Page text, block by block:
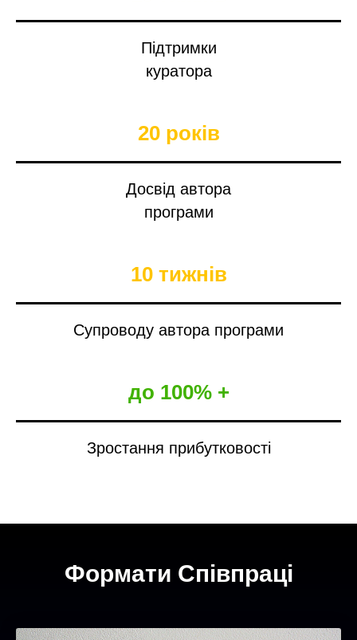
Підтримки
куратора
20 років
Досвід автора
програми
10 тижнів
Супроводу автора програми
до 100% +
Зростання прибутковості
Формати Співпраці